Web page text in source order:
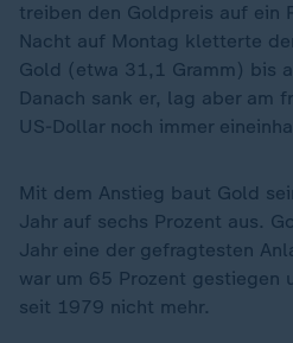
treiben den Goldpreis auf ein
Nacht auf Montag kletterte
Gold (etwa 31,1 Gramm) bis
Danach sank er, lag aber am
US-Dollar noch immer
Mit dem Anstieg baut Gold
Jahr auf sechs Prozent aus.
Jahr eine der gefragtesten
war um 65 Prozent gestiegen
seit 1979 nicht mehr.